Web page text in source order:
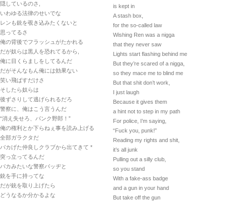
隠しているのさ,
いわゆる法律のせいでな
レンも銃を覗き込みたくないと
思ってるさ
俺の背後でフラッシュがたかれる
だが奴らは黒人を恐れてるから,
俺に目くらましをしてるんだ
だがそんなもん俺には効果ない
笑い飛ばすだけさ
そしたら奴らは
後ずさりして逃げられるだろ
警察に、俺はこう言うんだ
“消え失せろ、パンク野郎！”
俺の権利とか下らねぇ事を読み上げる
全部ガラクタだ
バカげた仲良しクラブから出てきて *
突っ立ってるんだ
バカみたいな警察バッヂと
銃を手に持ってな
だが銃を取り上げたら
どうなるか分かるよな
is kept in
A stash box,
for the so-called law
Wishing Ren was a nigga
that they never saw
Lights start flashing behind me
But they’re scared of a nigga,
so they mace me to blind me
But that shit don’t work,
I just laugh
Because it gives them
a hint not to step in my path
For police, I’m saying,
“Fuck you, punk!”
Reading my rights and shit,
it’s all junk
Pulling out a silly club,
so you stand
With a fake-ass badge
and a gun in your hand
But take off the gun